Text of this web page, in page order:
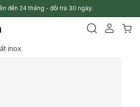
đến 24 tháng - đổi trả 30 ngày.
inox